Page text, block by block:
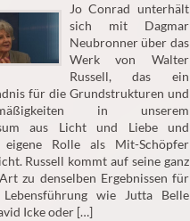
Jo Conrad unterhält
sich mit Dagmar
Neubronner über das
Werk von Walter
Russell, das ein
für die Grundstrukturen und
in unserem
aus Licht und Liebe und
eigene Rolle als Mit-Schöpfer
Russell kommt auf seine ganz
zu denselben Ergebnissen für
Lebensführung wie Jutta Belle
Icke oder […]